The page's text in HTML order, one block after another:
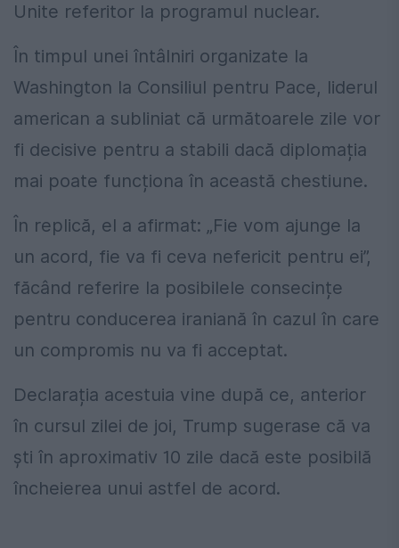
Unite referitor la programul nuclear.
În timpul unei întâlniri organizate la
Washington la Consiliul pentru Pace, liderul
american a subliniat că următoarele zile vor
fi decisive pentru a stabili dacă diplomația
mai poate funcționa în această chestiune.
În replică, el a afirmat: „Fie vom ajunge la
un acord, fie va fi ceva nefericit pentru ei”,
făcând referire la posibilele consecințe
pentru conducerea iraniană în cazul în care
un compromis nu va fi acceptat.
Declarația acestuia vine după ce, anterior
în cursul zilei de joi, Trump sugerase că va
ști în aproximativ 10 zile dacă este posibilă
încheierea unui astfel de acord.